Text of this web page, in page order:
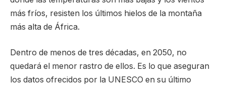
más fríos, resisten los últimos hielos de la montaña
más alta de África.
Dentro de menos de tres décadas, en 2050, no
quedará el menor rastro de ellos. Es lo que aseguran
los datos ofrecidos por la UNESCO en su último